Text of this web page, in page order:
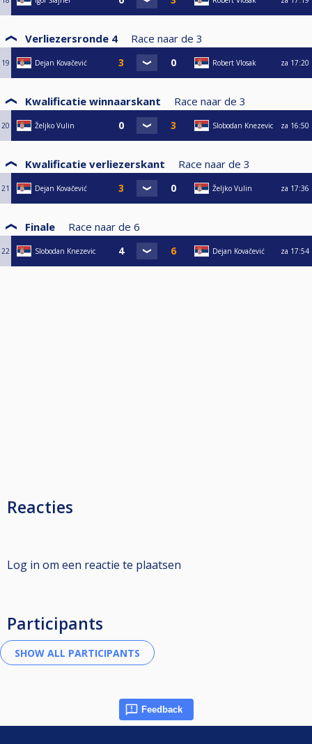
Verliezersronde 4 Race naar de 3
19 Dejan Kovačević Robert Vlosak za 17:20
Kwalificatie winnaarskant Race naar de 3
20 Željko Vulin Slobodan Knezevic za 16:50
Kwalificatie verliezerskant Race naar de 3
21 Dejan Kovačević Željko Vulin za 17:36
Finale Race naar de 6
22 Slobodan Knezevic Dejan Kovačević za 17:54
Reacties
Log in om een reactie te plaatsen
Participants
Feedback